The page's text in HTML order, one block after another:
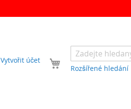
Rozšířené hledání
Váš košík
Vytvořit účet